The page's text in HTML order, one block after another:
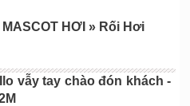
vẫy tay chào đón khách -
MASCOT HƠI » Rối Hơi